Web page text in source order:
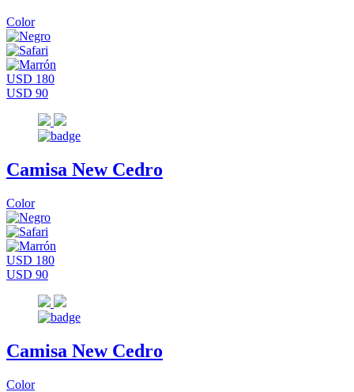
Color
USD 180
USD 90
Camisa New Cedro
Color
USD 180
USD 90
Camisa New Cedro
Color